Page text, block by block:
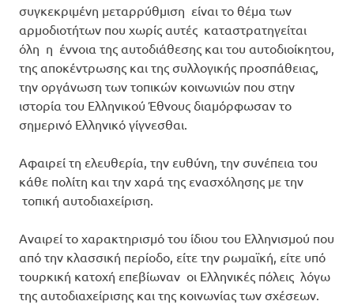
συγκεκριμένη μεταρρύθμιση είναι το θέμα των
αρμοδιοτήτων που χωρίς αυτές καταστρατηγείται
όλη η έννοια της αυτοδιάθεσης και του αυτοδιοίκητου,
της αποκέντρωσης και της συλλογικής προσπάθειας,
την οργάνωση των τοπικών κοινωνιών που στην
ιστορία του Ελληνικού Έθνους διαμόρφωσαν το
σημερινό Ελληνικό γίγνεσθαι.
Αφαιρεί τη ελευθερία, την ευθύνη, την συνέπεια του
κάθε πολίτη και την χαρά της ενασχόλησης με την
τοπική αυτοδιαχείριση.
Αναιρεί το χαρακτηρισμό του ίδιου του Ελληνισμού που
από την κλασσική περίοδο, είτε την ρωμαϊκή, είτε υπό
τουρκική κατοχή επεβίωναν οι Ελληνικές πόλεις λόγω
της αυτοδιαχείρισης και της κοινωνίας των σχέσεων.